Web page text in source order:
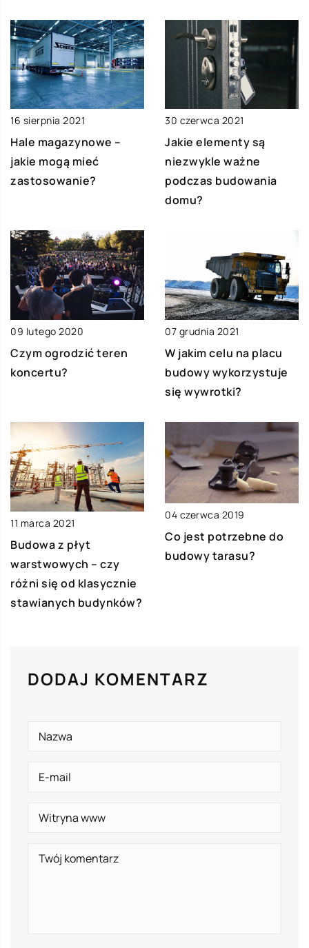
16 sierpnia 2021
Hale magazynowe –
jakie mogą mieć
zastosowanie?
30 czerwca 2021
Jakie elementy są
niezwykle ważne
podczas budowania
domu?
09 lutego 2020
Czym ogrodzić teren
koncertu?
07 grudnia 2021
W jakim celu na placu
budowy wykorzystuje
się wywrotki?
11 marca 2021
Budowa z płyt
warstwowych – czy
różni się od klasycznie
stawianych budynków?
04 czerwca 2019
Co jest potrzebne do
budowy tarasu?
DODAJ KOMENTARZ